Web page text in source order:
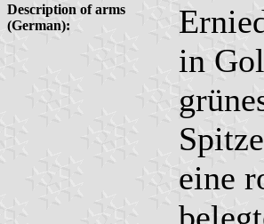
Description of arms
(German):
in
eine